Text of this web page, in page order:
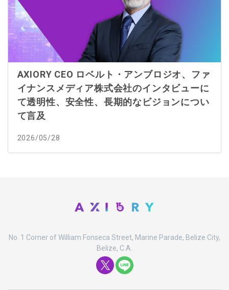
AXIORY CEO ロベルト・アンブロジオ、ファ
イナンスメディア株式会社のインタビューに
て透明性、安全性、長期的なビジョンについ
て言及
2026/05/28
No. 1 Corner of William Fonseca Street, Marine Parade, Belize City,
Belize, C.A.